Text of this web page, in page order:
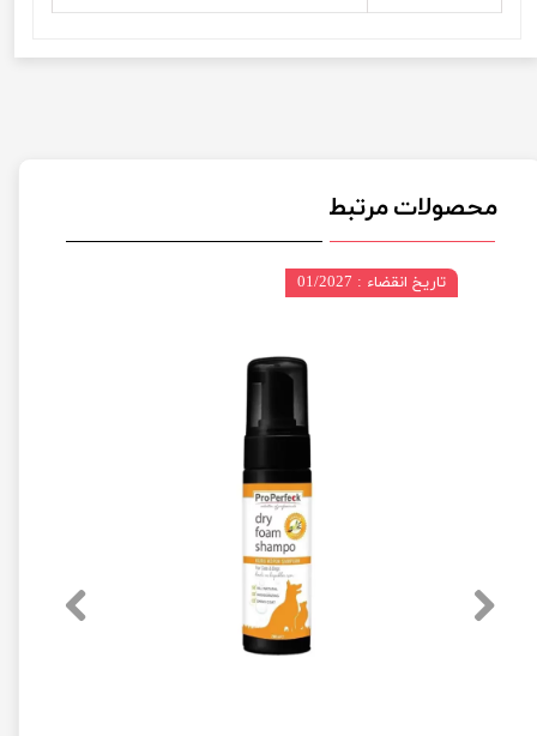
محصولات مرتبط
تاریخ انقضاء : 01/2027